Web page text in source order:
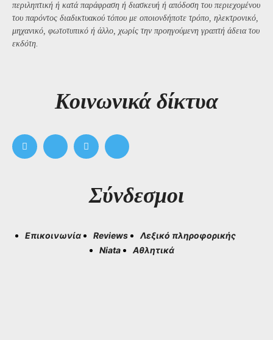
περιληπτική ή κατά παράφραση ή διασκευή ή απόδοση του περιεχομένου
του παρόντος διαδικτυακού τόπου με οποιονδήποτε τρόπο, ηλεκτρονικό,
μηχανικό, φωτοτυπικό ή άλλο, χωρίς την προηγούμενη γραπτή άδεια του
εκδότη.
Kοινωνικά δίκτυα
Σύνδεσμοι
Επικοινωνία Reviews
Λεξικό πληροφορικής
Niata
Αθλητικά